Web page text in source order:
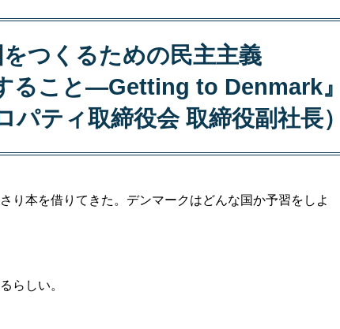
をつくるための民主主義
ること—Getting to Denmark』
パティ取締役会 取締役副社長）
り本を借りてきた。デンマークはどんな国か予習をしよ
らしい。